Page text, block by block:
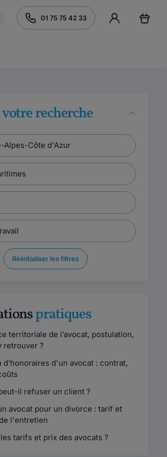
01 75 75 42 33
votre recherche
Réinitialiser les filtres
pratiques
territoriale de l’avocat, postulation,
retrouver ?
d'un avocat : contrat,
il refuser un client ?
avocat pour un divorce : tarif et
l'entretien
tarifs et prix des avocats ?